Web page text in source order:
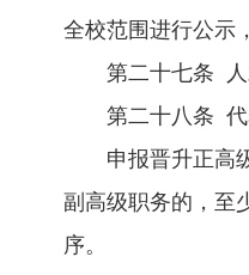
全校范围进行公示
第二十七条
第二十八条
申报晋升正高
副高级职务的，至
序。